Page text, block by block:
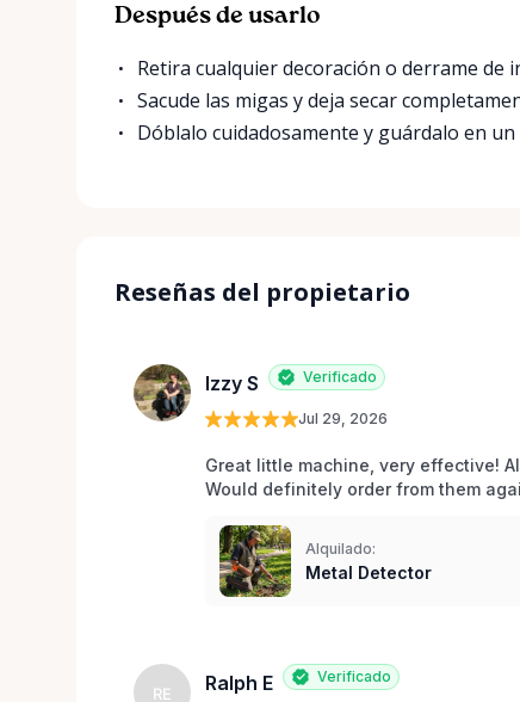
Después de usarlo
Retira cualquier decoración o derrame de
Sacude las migas y deja secar
Dóblalo cuidadosamente y guárdalo en
Reseñas del propietario
Izzy S Verificado
Jul 29, 2026
Great little machine, very effective!
Would definitely order from them
Alquilado:
Metal Detector
RE Ralph E Verificado